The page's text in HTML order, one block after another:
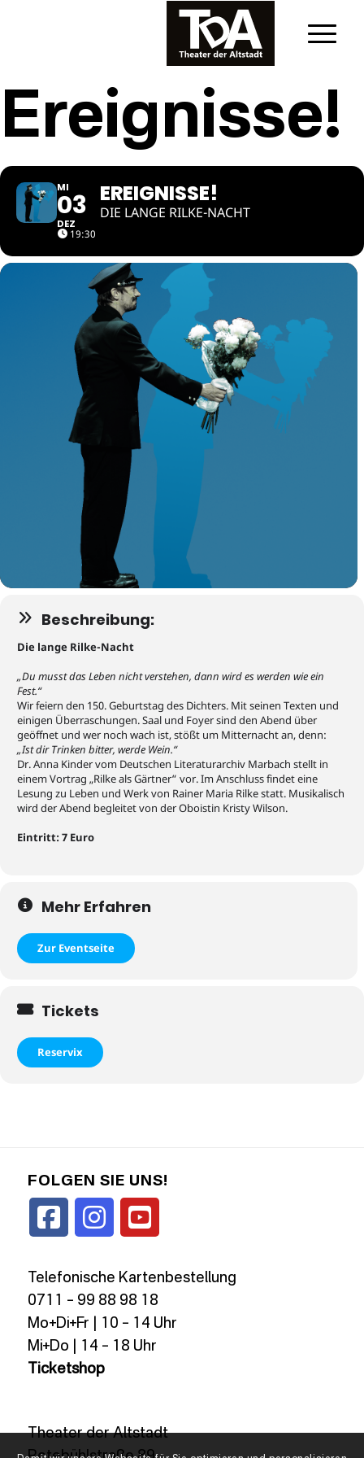
Ereignisse!
MI
03
DEZ
19:30
EREIGNISSE!
DIE LANGE RILKE-NACHT
Beschreibung:
Die lange Rilke-Nacht
„Du musst das Leben nicht verstehen, dann wird es werden wie ein
Fest.“
Wir feiern den 150. Geburtstag des Dichters. Mit seinen Texten und
einigen Überraschungen. Saal und Foyer sind den Abend über
geöffnet und wer noch wach ist, stößt um Mitternacht an, denn:
„Ist dir Trinken bitter, werde Wein.“
Dr. Anna Kinder vom Deutschen Literaturarchiv Marbach stellt in
einem Vortrag „Rilke als Gärtner“ vor. Im Anschluss findet eine
Lesung zu Leben und Werk von Rainer Maria Rilke statt. Musikalisch
wird der Abend begleitet von der Oboistin Kristy Wilson.
Eintritt: 7 Euro
Mehr Erfahren
Zur Eventseite
Tickets
Reservix
FOLGEN SIE UNS!
Telefonische Kartenbestellung
0711 – 99 88 98 18
Mo+Di+Fr | 10 – 14 Uhr
Mi+Do | 14 – 18 Uhr
Ticketshop
Theater der Altstadt